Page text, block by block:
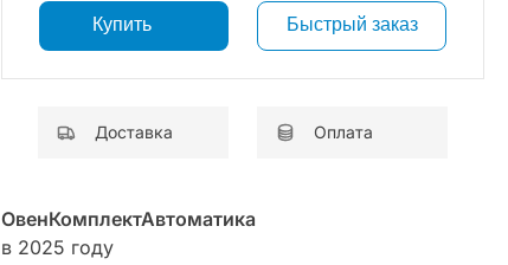
Купить Быстрый заказ
Доставка Оплата
ОвенКомплектАвтоматика
в 2025 году